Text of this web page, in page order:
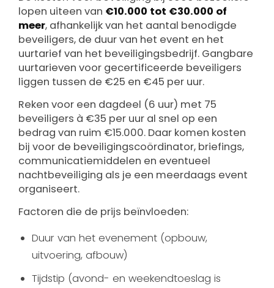
lopen uiteen van €10.000 tot €30.000 of
meer, afhankelijk van het aantal benodigde
beveiligers, de duur van het event en het
uurtarief van het beveiligingsbedrijf. Gangbare
uurtarieven voor gecertificeerde beveiligers
liggen tussen de €25 en €45 per uur.
Reken voor een dagdeel (6 uur) met 75
beveiligers à €35 per uur al snel op een
bedrag van ruim €15.000. Daar komen kosten
bij voor de beveiligingscoördinator, briefings,
communicatiemiddelen en eventueel
nachtbeveiliging als je een meerdaags event
organiseert.
Factoren die de prijs beïnvloeden:
Duur van het evenement (opbouw,
uitvoering, afbouw)
Tijdstip (avond- en weekendtoeslag is